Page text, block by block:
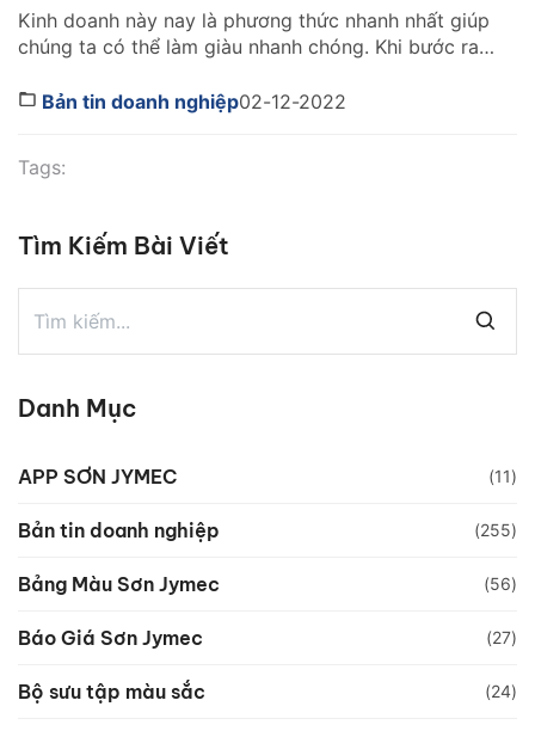
Kinh doanh này nay là phương thức nhanh nhất giúp
chúng ta có thể làm giàu nhanh chóng. Khi bước ra
vực kinh doanh, bạn có thể tích luỹ được nhiều kinh
Bản tin doanh nghiệp02-12-2022
Tags:
Tìm Kiếm Bài Viết
Danh Mục
APP SƠN JYMEC (11)
Bản tin doanh nghiệp (255)
Bảng Màu Sơn Jymec (56)
Báo Giá Sơn Jymec (27)
Bộ sưu tập màu sắc (24)